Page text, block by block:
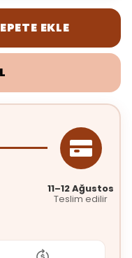
EKLE
11–12 Ağustos
Teslim edilir